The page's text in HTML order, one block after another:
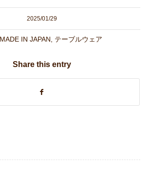
2025/01/29
MADE IN JAPAN , テーブルウェア
Share this entry